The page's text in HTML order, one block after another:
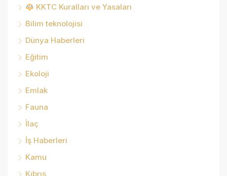
KKTC Kuralları ve Yasaları
Bilim teknolojisi
Dünya Haberleri
Eğitim
Ekoloji
Emlak
Fauna
İlaç
İş Haberleri
Kamu
Kıbrıs